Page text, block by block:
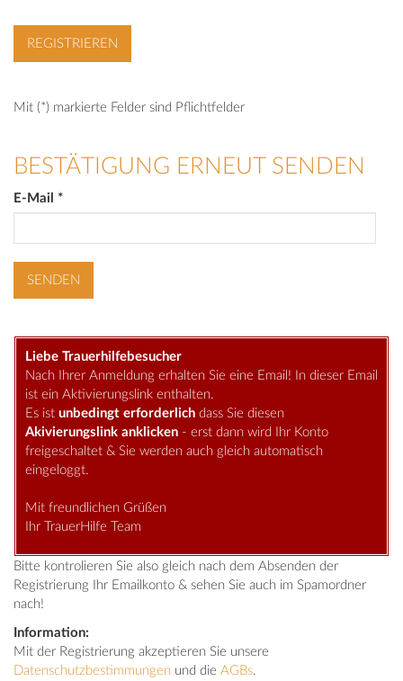
Mit (*) markierte Felder sind Pflichtfelder
BESTÄTIGUNG ERNEUT SENDEN
E-Mail *
Liebe Trauerhilfebesucher
Nach Ihrer Anmeldung erhalten Sie eine Email! In dieser Email
ist ein Aktivierungslink enthalten.
Es ist unbedingt erforderlich dass Sie diesen
Akivierungslink anklicken - erst dann wird Ihr Konto
freigeschaltet & Sie werden auch gleich automatisch
eingeloggt.
Mit freundlichen Grüßen
Ihr TrauerHilfe Team
Bitte kontrolieren Sie also gleich nach dem Absenden der
Registrierung Ihr Emailkonto & sehen Sie auch im Spamordner
nach!
Information:
Mit der Registrierung akzeptieren Sie unsere
Datenschutzbestimmungen und die AGBs.